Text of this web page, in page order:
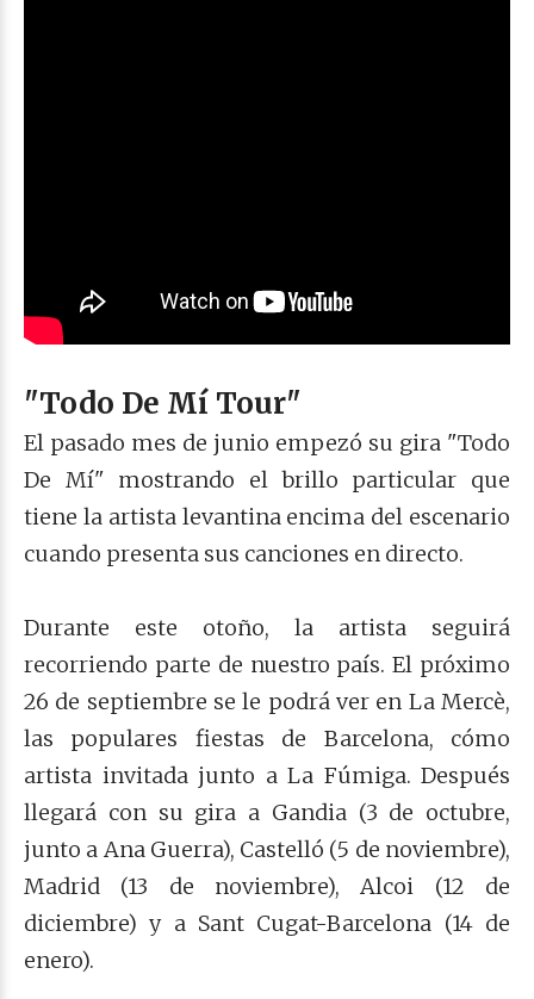
"Todo De Mí Tour"
El pasado mes de junio empezó su gira "Todo
De Mí" mostrando el brillo particular que
tiene la artista levantina encima del escenario
cuando presenta sus canciones en directo.
Durante este otoño, la artista seguirá
recorriendo parte de nuestro país.El próximo
26 de septiembre se le podrá ver en La Mercè,
las populares fiestas de Barcelona, cómo
artista invitada junto a La Fúmiga. Después
llegará con su gira a Gandia (3 de octubre,
junto a Ana Guerra), Castelló (5 de noviembre),
Madrid (13 de noviembre), Alcoi (12 de
diciembre) y a Sant Cugat-Barcelona (14 de
enero).